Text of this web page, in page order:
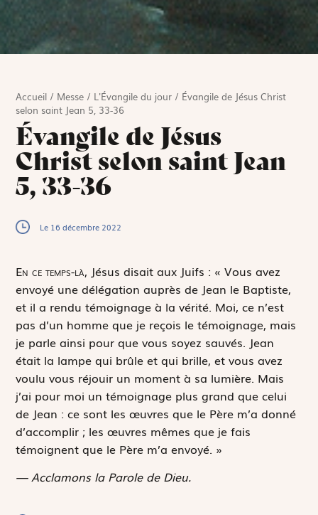
Accueil / Messe / L'Évangile du jour / Évangile de Jésus Christ
selon saint Jean 5, 33-36
Évangile de Jésus
Christ selon saint Jean
5, 33-36
Le 16 décembre 2022
En ce temps-là, Jésus disait aux Juifs : « Vous avez
envoyé une délégation auprès de Jean le Baptiste,
et il a rendu témoignage à la vérité. Moi, ce n’est
pas d’un homme que je reçois le témoignage, mais
je parle ainsi pour que vous soyez sauvés. Jean
était la lampe qui brûle et qui brille, et vous avez
voulu vous réjouir un moment à sa lumière. Mais
j’ai pour moi un témoignage plus grand que celui
de Jean : ce sont les œuvres que le Père m’a donné
d’accomplir ; les œuvres mêmes que je fais
témoignent que le Père m’a envoyé. »
— Acclamons la Parole de Dieu.